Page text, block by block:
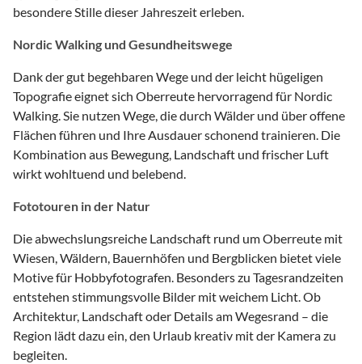
besondere Stille dieser Jahreszeit erleben.
Nordic Walking und Gesundheitswege
Dank der gut begehbaren Wege und der leicht hügeligen
Topografie eignet sich Oberreute hervorragend für Nordic
Walking. Sie nutzen Wege, die durch Wälder und über offene
Flächen führen und Ihre Ausdauer schonend trainieren. Die
Kombination aus Bewegung, Landschaft und frischer Luft
wirkt wohltuend und belebend.
Fototouren in der Natur
Die abwechslungsreiche Landschaft rund um Oberreute mit
Wiesen, Wäldern, Bauernhöfen und Bergblicken bietet viele
Motive für Hobbyfotografen. Besonders zu Tagesrandzeiten
entstehen stimmungsvolle Bilder mit weichem Licht. Ob
Architektur, Landschaft oder Details am Wegesrand – die
Region lädt dazu ein, den Urlaub kreativ mit der Kamera zu
begleiten.